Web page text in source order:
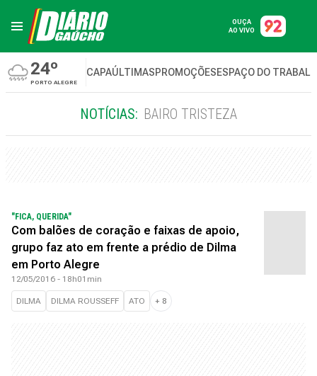
OUÇA
AO VIVO
24º
PORTO ALEGRE
CAPAÚLTIMASPROMOÇÕESESPAÇO DO
NOTÍCIAS: BAIRO TRISTEZA
"FICA, QUERIDA"
Com balões de coração e faixas de apoio,
grupo faz ato em frente a prédio de Dilma
em Porto Alegre
12/05/2016 - 18h01min
DILMA DILMA ROUSSEFF ATO + 8